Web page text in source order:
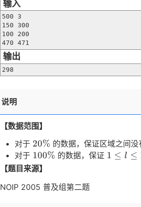
输入
500 3
150 300
100 200
470 471
输出
298
说明
【数据范围】
对于 20\%
20% 的数据，保证区域之间没
对于 100\%
100% 的数据，保证 1
1 ≤ l ≤
【题目来源】
NOIP 2005 普及组第二题